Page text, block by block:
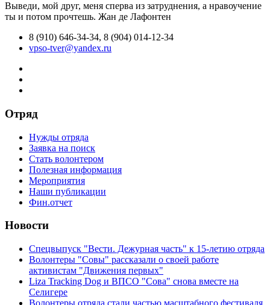
Выведи, мой друг, меня сперва из затруднения, а нравоучение
ты и потом прочтешь. Жан де Лафонтен
8 (910) 646-34-34, 8 (904) 014-12-34
vpso-tver@yandex.ru
Отряд
Нужды отряда
Заявка на поиск
Стать волонтером
Полезная информация
Мероприятия
Наши публикации
Фин.отчет
Новости
Спецвыпуск "Вести. Дежурная часть" к 15-летию отряда
Волонтеры "Совы" рассказали о своей работе
активистам "Движения первых"
Liza Tracking Dog и ВПСО "Сова" снова вместе на
Селигере